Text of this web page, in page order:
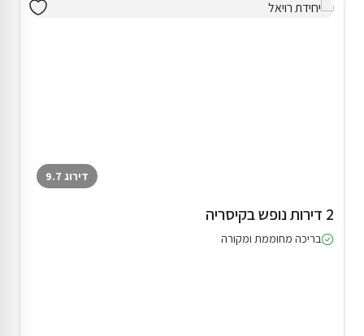
דירוג 9.7
2 דירות נופש בקיסריה
בריכה מחוממת ומקורה